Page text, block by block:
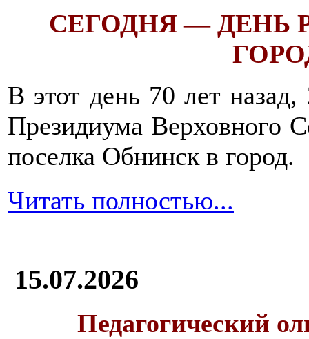
СЕГОДНЯ — ДЕНЬ
В этот день 70 лет
Президиума Верховного
поселка Обнинск в город.
Читать полностью...
15.07.2026
Педагогический